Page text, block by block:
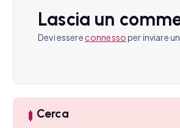
e
Lascia un
Devi essereconnessoper inviare
Cerca